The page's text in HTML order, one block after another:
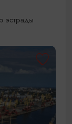
эстрады